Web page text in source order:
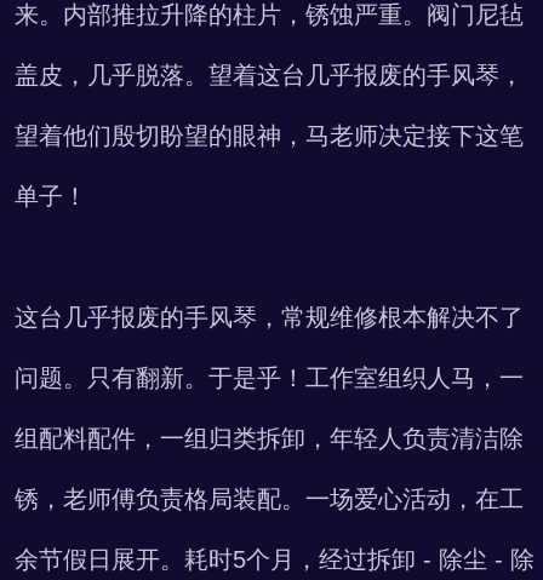
来。内部推拉升降的柱片，锈蚀严重。阀门尼毡
盖皮，几乎脱落。 望着这台几乎报废的手风琴，
望着他们殷切盼望的眼神， 马老师决定接下这笔
单子！
这台几乎报废的手风琴，常规维修根本解决不了
问题。只有翻新。于是乎！工作室组织人马，一
组配料配件，一组归类拆卸，年轻人负责清洁除
锈，老师傅负责格局装配。一场爱心活动，在工
余节假日展开。耗时5个月，经过拆卸 - 除尘 - 除